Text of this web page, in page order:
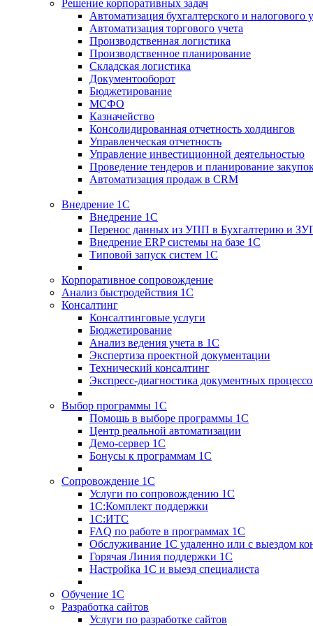
Решение корпоративных задач
Автоматизация бухгалтерского и налогового
Автоматизация торгового учета
Производственная логистика
Производственное планирование
Складская логистика
Документооборот
Бюджетирование
МСФО
Казначейство
Консолидированная отчетность холдингов
Управленческая отчетность
Управление инвестиционной деятельностью
Проведение тендеров и планирование
Автоматизация продаж в CRM
Внедрение 1С
Внедрение 1С
Перенос данных из УПП в Бухгалтерию и
Внедрение ERP системы на базе 1С
Типовой запуск систем 1С
Корпоративное сопровождение
Анализ быстродействия 1С
Консалтинг
Консалтинговые услуги
Бюджетирование
Анализ ведения учета в 1С
Экспертиза проектной документации
Технический консалтинг
Экспресс-диагностика документных
Выбор программы 1С
Помощь в выборе программы 1С
Центр реальной автоматизации
Демо-сервер 1С
Бонусы к программам 1С
Сопровождение 1С
Услуги по сопровождению 1С
1С:Комплект поддержки
1С:ИТС
FAQ по работе в программах 1С
Обслуживание 1С удаленно или с выездом
Горячая Линия поддержки 1С
Настройка 1С и выезд специалиста
Обучение 1С
Разработка сайтов
Услуги по разработке сайтов